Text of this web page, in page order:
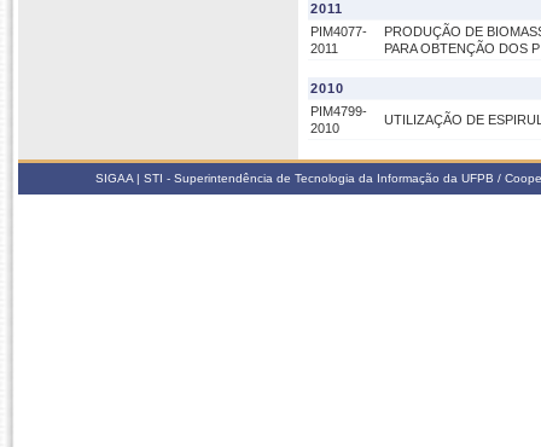
2011
PIM4077-
2011
PRODUÇÃO DE
PARA OBTENÇÃO DOS
2010
PIM4799-
2010
UTILIZAÇÃO DE
SIGAA | STI - Superintendência de Tecnologia da Informação da UFPB /